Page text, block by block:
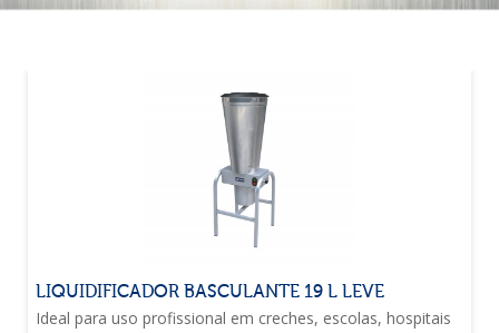
LIQUIDIFICADOR BASCULANTE 19 L LEVE
Ideal para uso profissional em creches, escolas, hospitais